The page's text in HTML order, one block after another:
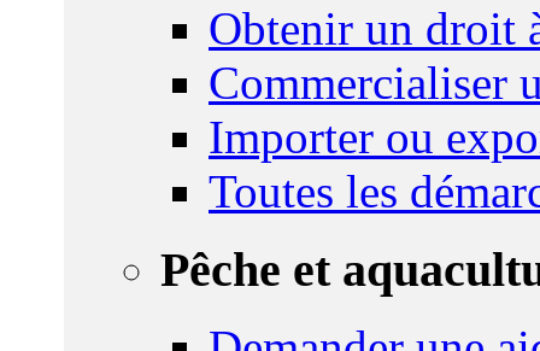
Obtenir un droit
Commercialiser
Importer ou
Toutes les
Pêche et